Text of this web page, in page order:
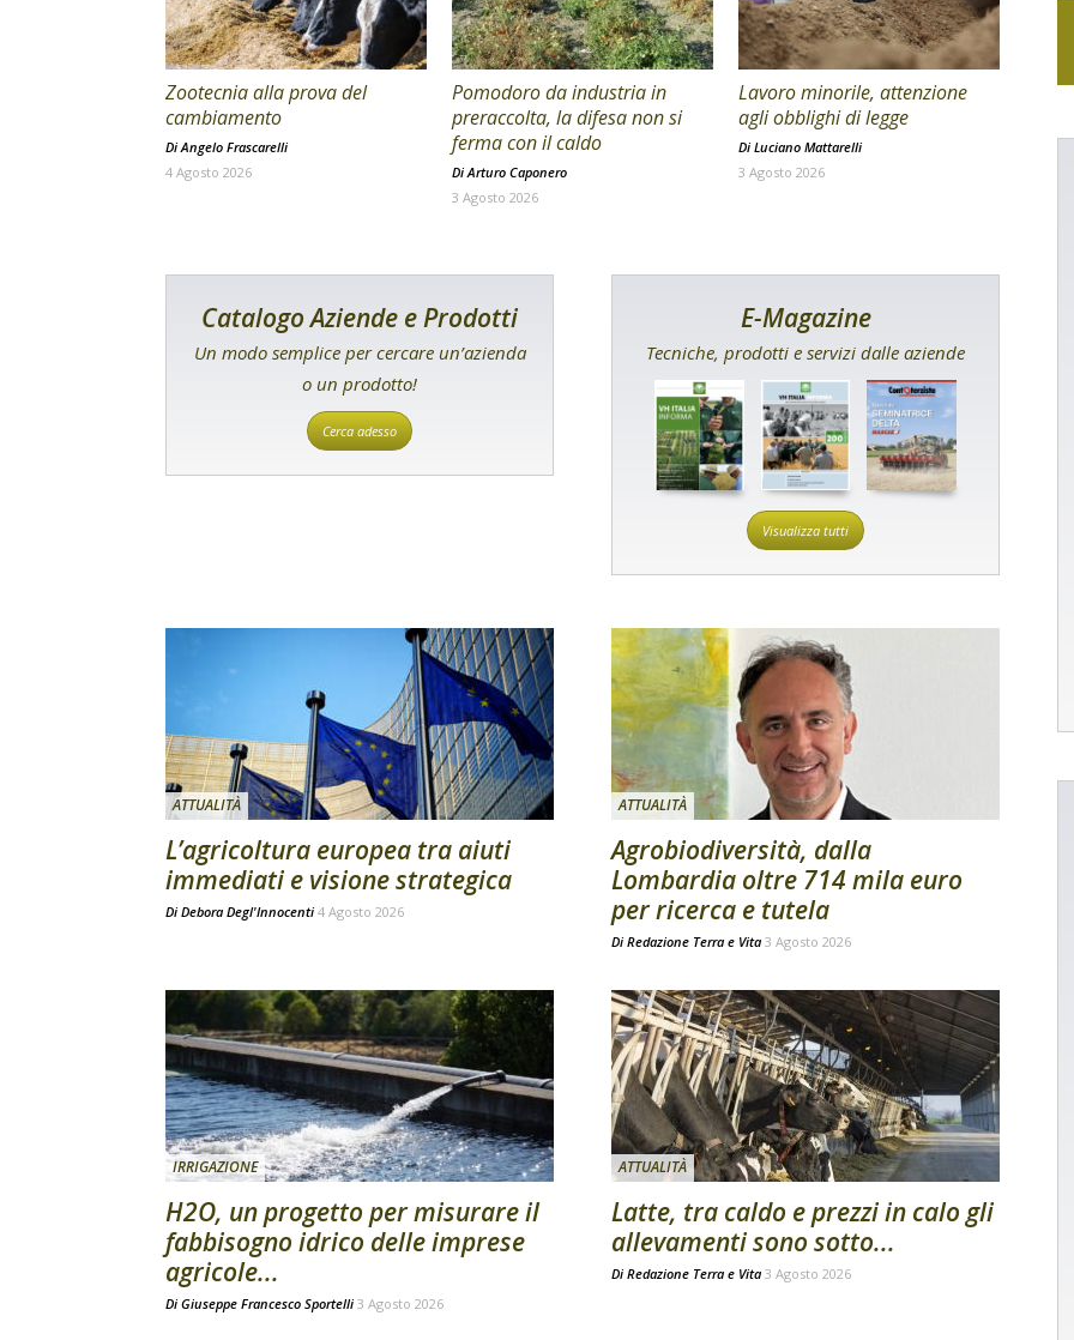
Zootecnia alla prova del
cambiamento
Di Angelo Frascarelli
4 Agosto 2026
Pomodoro da industria in
preraccolta, la difesa non si
ferma con il caldo
Di Arturo Caponero
3 Agosto 2026
Lavoro minorile, attenzione
agli obblighi di legge
Di Luciano Mattarelli
3 Agosto 2026
Catalogo Aziende e Prodotti
Un modo semplice per cercare un’azienda
o un prodotto!
Cerca adesso
E-Magazine
Tecniche, prodotti e servizi dalle aziende
Visualizza tutti
ATTUALITÀ
L’agricoltura europea tra aiuti
immediati e visione strategica
Di Debora Degl'Innocenti 4 Agosto 2026
ATTUALITÀ
Agrobiodiversità, dalla
Lombardia oltre 714 mila euro
per ricerca e tutela
Di Redazione Terra e Vita 3 Agosto 2026
IRRIGAZIONE
H2O, un progetto per misurare il
fabbisogno idrico delle imprese
agricole...
Di Giuseppe Francesco Sportelli 3 Agosto 2026
ATTUALITÀ
Latte, tra caldo e prezzi in calo gli
allevamenti sono sotto...
Di Redazione Terra e Vita 3 Agosto 2026